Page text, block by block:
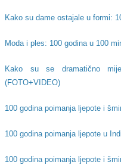
Kako su dame ostajale u formi:
Moda i ples: 100 godina u 100
Kako su se dramatično
(FOTO+VIDEO)
100 godina poimanja ljepote i
100 godina poimanja ljepote u
100 godina poimanja ljepote i